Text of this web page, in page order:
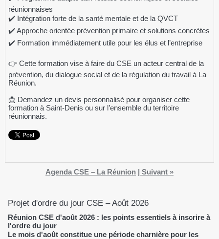
réunionnaises
✔️ Intégration forte de la santé mentale et de la QVCT
✔️ Approche orientée prévention primaire et solutions concrètes
✔️ Formation immédiatement utile pour les élus et l’entreprise
👉 Cette formation vise à faire du CSE un acteur central de la
prévention, du dialogue social et de la régulation du travail à La
Réunion.
📩 Demandez un devis personnalisé pour organiser cette
formation à Saint-Denis ou sur l’ensemble du territoire
réunionnais.
Agenda CSE – La Réunion | Suivant »
Projet d'ordre du jour CSE – Août 2026
Réunion CSE d'août 2026 : les points essentiels à inscrire à
l'ordre du jour
Le mois d'août constitue une période charnière pour les